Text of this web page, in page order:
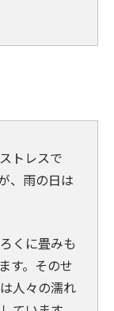
トレスで
、雨の日は
くに畳みも
す。そのせ
人々の濡れ